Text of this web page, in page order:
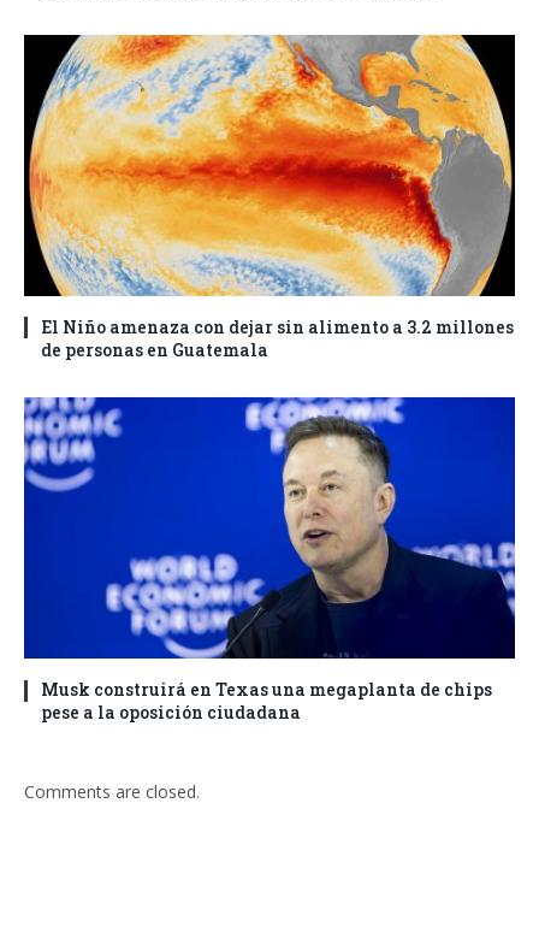
El Niño amenaza con dejar sin alimento a 3.2 millones
de personas en Guatemala
Musk construirá en Texas una megaplanta de chips
pese a la oposición ciudadana
Comments are closed.